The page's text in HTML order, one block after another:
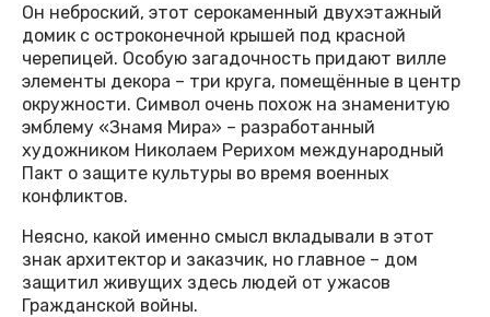
Он неброский, этот серокаменный двухэтажный
домик с остроконечной крышей под красной
черепицей. Особую загадочность придают вилле
элементы декора – три круга, помещённые в центр
окружности. Символ очень похож на знаменитую
эмблему «Знамя Мира» – разработанный
художником Николаем Рерихом международный
Пакт о защите культуры во время военных
конфликтов.
Неясно, какой именно смысл вкладывали в этот
знак архитектор и заказчик, но главное – дом
защитил живущих здесь людей от ужасов
Гражданской войны.